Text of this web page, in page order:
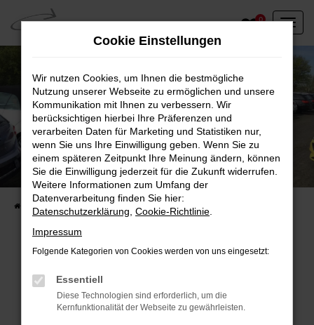
Zum
Hauptinhalt
springen
0
Unser Fahrzeugbestand vor Ort
Entdecken Sie unsere sofort verfügbaren
Fahrzeugangebote
Fehler: Network Error
Beim Laden ist ein Fehler aufgetreten.
Hier sind ein paar Tipps, die dir helfen können:
Cookie Einstellungen
Wir nutzen Cookies, um Ihnen die bestmögliche
Nutzung unserer Webseite zu ermöglichen und unsere
Kommunikation mit Ihnen zu verbessern. Wir
berücksichtigen hierbei Ihre Präferenzen und
verarbeiten Daten für Marketing und Statistiken nur,
wenn Sie uns Ihre Einwilligung geben. Wenn Sie zu
einem späteren Zeitpunkt Ihre Meinung ändern, können
Sie die Einwilligung jederzeit für die Zukunft widerrufen.
Weitere Informationen zum Umfang der
Datenverarbeitung finden Sie hier:
Datenschutzerklärung Cookie-Richtlinie
Impressum
Folgende Kategorien von Cookies werden von uns eingesetzt:
Essentiell
Diese Technologien sind erforderlich, um die
Kernfunktionalität der Webseite zu gewährleisten.